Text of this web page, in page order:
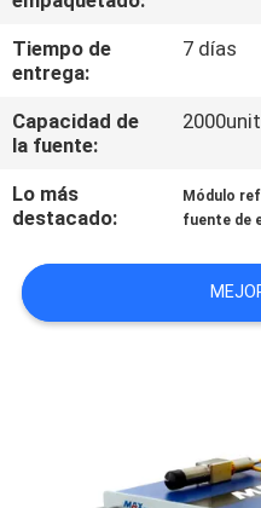
CONTROL
DE
CALIDAD
CONTÁCTENOS
SOLICITAR
Tiempo de
entrega:
7 días
Capacidad de
la fuente:
Lo más
destacado:
Módulo
fuente de